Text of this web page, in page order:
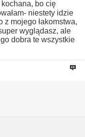
kochana, bo cię
niestety idzie
z mojego łakomstwa,
wyglądasz, ale
dobra te wszystkie